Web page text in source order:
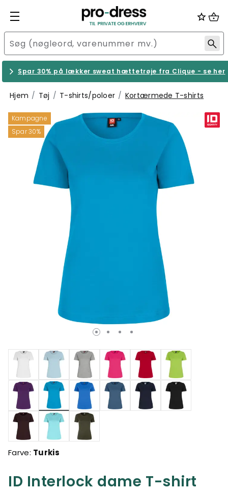
Spar 30% på lækker sweat hættetrøje fra Clique - se her
Hjem Tøj T-shirts/poloer Kortærmede T-shirts
Kampagne
Spar 30%
ID Interlock dame T-shirt
valgte
Farve: Turkis